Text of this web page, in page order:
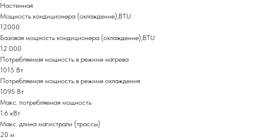
Настенная
Мощность кондиционера (охлаждение),BTU
12000
Базовая мощность кондиционера (охлаждение),BTU
12 000
Потребляемая мощность в режиме нагрева
1015 Вт
Потребляемая мощность в режиме охлаждения
1095 Вт
Макс. потребляемая мощность
1.6 кВт
Макс. длина магистрали (трассы)
20 м